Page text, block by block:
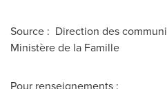
Source : Direction des
Ministère de la Famille